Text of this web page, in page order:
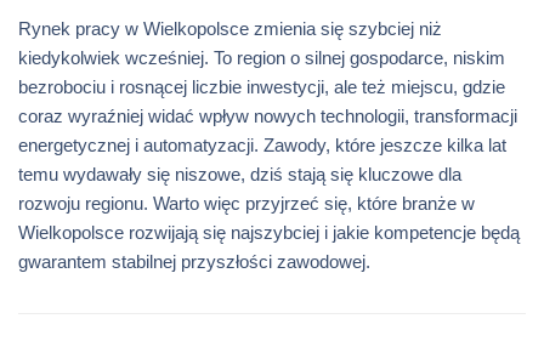
Rynek pracy w Wielkopolsce zmienia się szybciej niż
kiedykolwiek wcześniej. To region o silnej gospodarce, niskim
bezrobociu i rosnącej liczbie inwestycji, ale też miejscu, gdzie
coraz wyraźniej widać wpływ nowych technologii, transformacji
energetycznej i automatyzacji. Zawody, które jeszcze kilka lat
temu wydawały się niszowe, dziś stają się kluczowe dla
rozwoju regionu. Warto więc przyjrzeć się, które branże w
Wielkopolsce rozwijają się najszybciej i jakie kompetencje będą
gwarantem stabilnej przyszłości zawodowej.